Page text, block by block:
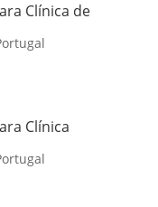
Clínica de
Clínica